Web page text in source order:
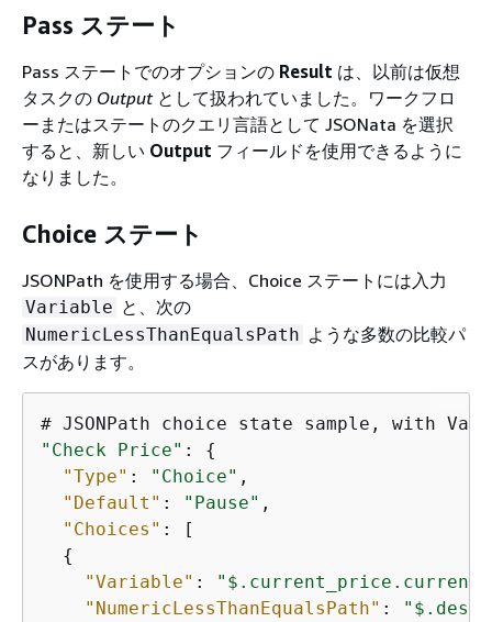
Pass ステート
Pass ステートでのオプションの Result は、以前は仮想
タスクの Outputとして扱われていました。ワークフロ
ーまたはステートのクエリ言語として JSONata を選択
すると、新しい Output フィールドを使用できるように
なりました。
Choice ステート
JSONPath を使用する場合、Choice ステートには入力
Variable と、次の
NumericLessThanEqualsPath ような多数の比較パ
スがあります。
"Check Price" : {
"Type" : "Choice" ,
"Default" : "Pause" ,
"Choices" : [
{
"Variable" :
"NumericLessThanEqualsPath" :